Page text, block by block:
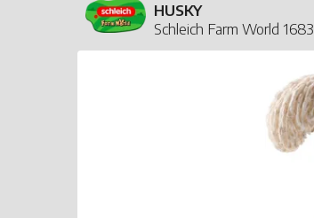
HUSKY
Schleich Farm World